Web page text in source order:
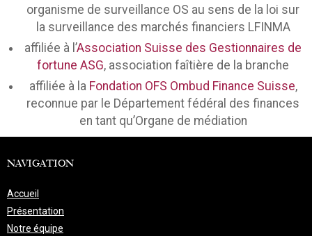
organisme de surveillance OS au sens de la loi sur
la surveillance des marchés financiers LFINMA
affiliée à l’Association Suisse des Gestionnaires de
fortune ASG, association faîtière de la branche
affiliée à la Fondation OFS Ombud Finance Suisse,
reconnue par le Département fédéral des finances
en tant qu’Organe de médiation
NAVIGATION
Accueil
Présentation
Notre équipe